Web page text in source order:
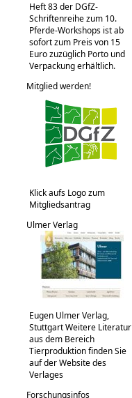
Heft 83 der DGfZ-
Schriftenreihe zum 10.
Pferde-Workshops ist ab
sofort zum Preis von 15
Euro zuzüglich Porto und
Verpackung erhältlich.
Mitglied werden!
Klick aufs Logo zum
Mitgliedsantrag
Ulmer Verlag
Eugen Ulmer Verlag,
Stuttgart Weitere Literatur
aus dem Bereich
Tierproduktion finden Sie
auf der Website des
Verlages
Forschungsinfos